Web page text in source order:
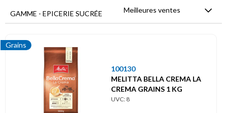
Menu
principal
Epicerie
sucrée
GAMME - EPICERIE SUCRÉE Meilleures ventes
Grains
100130
MELITTA BELLA CREMA LA
CREMA GRAINS 1 KG
UVC: 8